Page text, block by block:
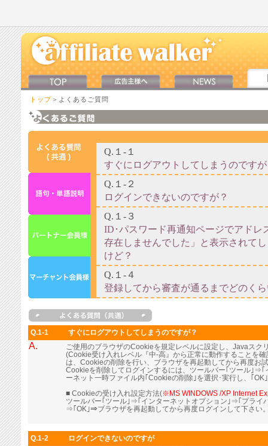
トップ ＞よくあるご質問
Q.1-1 すぐにログアウトしてしまうのですが？
A.
ご使用のブラウザのCookieを規定レベルに設定し、Javaスク
(Cookie受け入れレベル『中-高』から正常に動作することを
は、Cookieの削除を行い、ブラウザを再起動してから再度お
Cookieを削除してログインするには、ツールバー｢ツール｣⇒
ーネット一時ファイル内｢Cookieの削除｣を選択･実行し、｢
■ Cookieの受け入れ設定方法(※MS WINDOWS /XP Internet
ツールバー｢ツール｣⇒｢インターネットオプション｣⇒｢プライ
⇒｢OK｣⇒ブラウザを再起動してから再度ログインして下さい
Q.1-2 ログインできないのですが